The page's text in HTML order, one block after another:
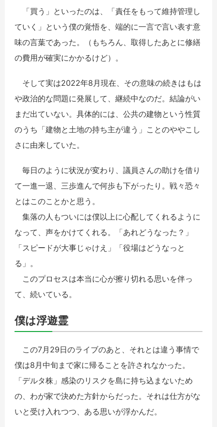
「買う」といったのは、「責任をもって維持管理し
ていく」という僕の覚悟を、端的に一言で言い表す意
味の言葉であった。（もちろん、取得したあとに修繕
の費用が確実にかかるけど）。
そして実は2022年8月現在、その意味の続きはもは
や政治的な問題に発展して、継続中なのだ。結論がい
まだ出ていない。具体的には、公共の建物という性質
のうち「建物と土地の持ち主が違う」ことのややこし
さに由来していた。
毎日のように状況が変わり、議員さんの助けを借り
て一進一退、三歩進んで何歩も下がったり。戦々恐々
とはこのことかと思う。
集落の人もついには僕以上に心配してくれるように
なって、声をかけてくれる。「あれどうなった？」
「スピードが大事じゃけえ」「役場はどうなっと
る」。
このプロセスは本当に心が擦り切れる思いを伴っ
て、続いている。
僕は浮遊霊
この7月29日のライブのあと、それとは違う事情で
僕は8月中旬まで家に帰ることを許されなかった。
「デルタ株」感染のリスクを島に持ち込まないため
の、わが家で決めた方針からだった。それは仕方がな
いと受け入れつつ、ある思いが浮かんだ。